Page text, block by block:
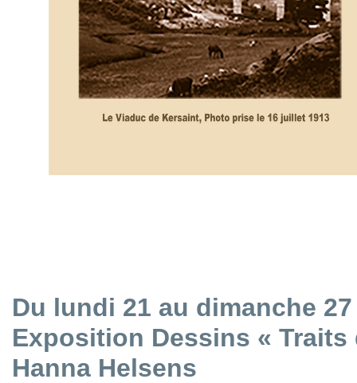
Du lundi 21 au dimanche
Exposition Dessins « Traits
Hanna Helsens